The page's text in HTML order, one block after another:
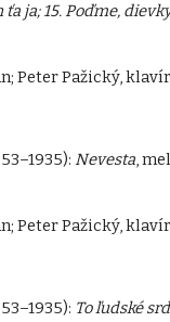
ťa ja; 15. Poďme,
Peter Pažický, klavír
Nevesta,
Peter Pažický, klavír
To ľudské